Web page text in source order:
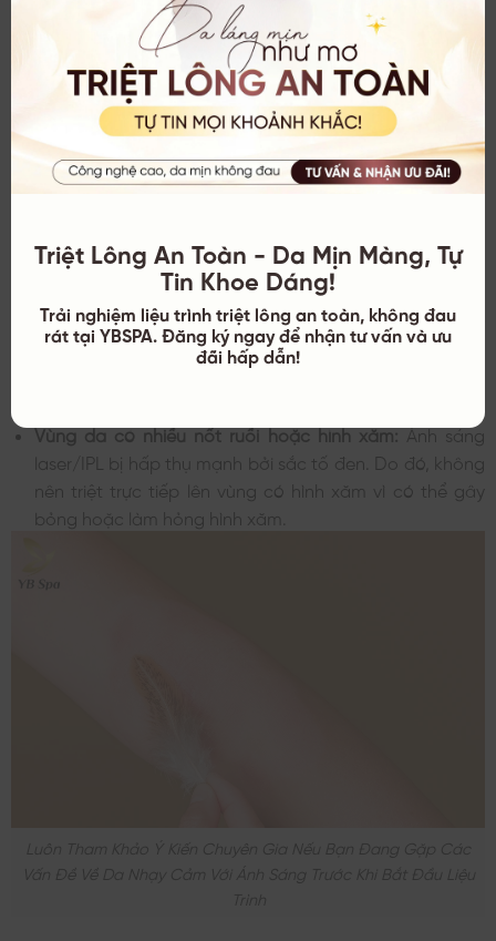
Phụ nữ đang mang thai:Do sự thay đổi mạnh mẽ về nội
tiết tố, việc triệt lông có thể không đạt hiệu quả như
mong đợi. Ngoài ra, cơ thể phụ nữ mang thai rất nhạy
cảm với các tác động ngoại lực và ánh sáng cường độ
cao.
Người có vùng da đang bị thương hoặc viêm
điều trị dứt điểm trước khi tiến hành triệt lông.
Người mắc các bệnh lý về da nhạy cảm với ánh
sáng:Một số người bị bệnh lupus đỏ hoặc đang sử
dụng thuốc khiến da nhạy cảm với ánh sáng (như thuốc
Vùng da có nhiều nốt ruồi hoặc hình xăm:Ánh sáng
laser/IPL bị hấp thụ mạnh bởi sắc tố đen. Do đó, không
nên triệt trực tiếp lên vùng có hình xăm vì có thể gây
bỏng hoặc làm hỏng hình xăm.
Luôn Tham Khảo Ý Kiến Chuyên Gia Nếu Bạn Đang Gặp Các
Vấn Đề Về Da Nhạy Cảm Với Ánh Sáng Trước Khi Bắt Đầu Liệu
Triệt Lông An Toàn - Da Mịn Màng, Tự
Tin Khoe Dáng!
Trải nghiệm liệu trình triệt lông an toàn, không đau
rát tại YBSPA. Đăng ký ngay để nhận tư vấn và ưu
đãi hấp dẫn!